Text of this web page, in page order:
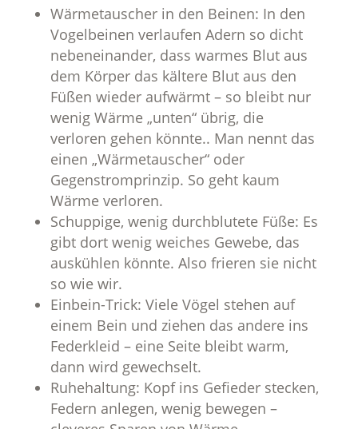
Wärmetauscher in den Beinen: In den
Vogelbeinen verlaufen Adern so dicht
nebeneinander, dass warmes Blut aus
dem Körper das kältere Blut aus den
Füßen wieder aufwärmt – so bleibt nur
wenig Wärme „unten“ übrig, die
verloren gehen könnte.. Man nennt das
einen „Wärmetauscher“ oder
Gegenstromprinzip. So geht kaum
Wärme verloren.
Schuppige, wenig durchblutete Füße: Es
gibt dort wenig weiches Gewebe, das
auskühlen könnte. Also frieren sie nicht
so wie wir.
Einbein-Trick: Viele Vögel stehen auf
einem Bein und ziehen das andere ins
Federkleid – eine Seite bleibt warm,
dann wird gewechselt.
Ruhehaltung: Kopf ins Gefieder stecken,
Federn anlegen, wenig bewegen –